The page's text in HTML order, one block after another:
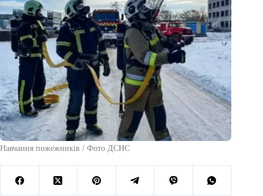
Навчання пожежників / Фото ДСНС